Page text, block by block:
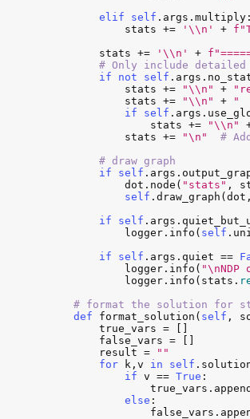
elif
self . args . multiply :
stats += '\\n' +
stats += '\\n' +
# Only include detailed
if
not self . args .
stats += "\\n" +
stats += "\\n" +
"
if
self . args .
stats += "\\n"
stats += "\n"
#
# draw graph
if
self . args .
dot . node ( "stats" ,
self . draw_graph ( dot
if
self . args .
logger . info ( self .
if
self . args . quiet ==
logger . info ( "\nNDP
logger . info ( stats .
# format the solution for
def
format_solution ( self ,
true_vars = []
false_vars = []
result =
""
for
k , v in self .
if v == True :
true_vars . append
else :
false_vars .